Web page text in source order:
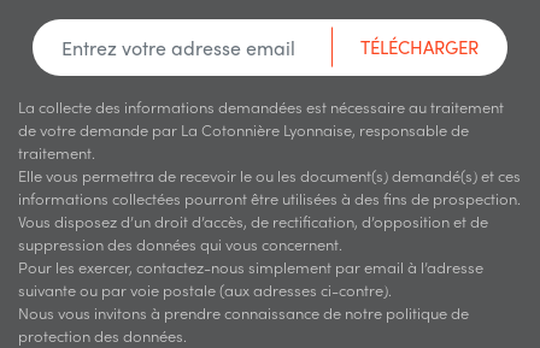
TÉLÉCHARGER
La collecte des informations demandées est nécessaire au traitement
de votre demande par La Cotonnière Lyonnaise, responsable de
traitement.
Elle vous permettra de recevoir le ou les document(s) demandé(s) et ces
informations collectées pourront être utilisées à des fins de prospection.
Vous disposez d’un droit d’accès, de rectification, d’opposition et de
suppression des données qui vous concernent.
Pour les exercer, contactez-nous simplement par email à l’adresse
suivante ou par voie postale (aux adresses ci-contre).
Nous vous invitons à prendre connaissance de notre politique de
protection des données.